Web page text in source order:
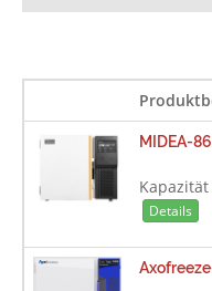
MIDEA-
Kapazität
Details